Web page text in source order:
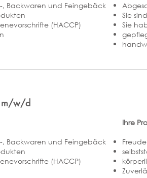
, Backwaren und Feingebäck
(HACCP)
Sie
Sie
m/w/d
, Backwaren und Feingebäck
(HACCP)
Ihre